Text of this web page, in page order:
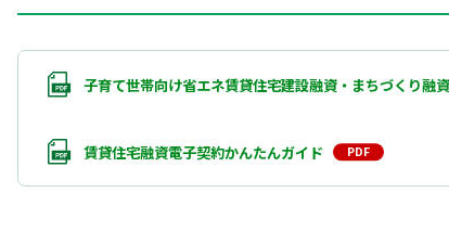
子育て世帯向け省エネ賃貸住宅建設融資・まちづくり融
賃貸住宅融資電子契約かんたんガイド